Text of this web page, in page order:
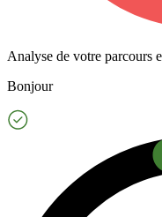
Analyse de votre parcours
Bonjour